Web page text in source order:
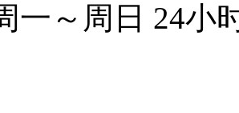
一～周日 24小